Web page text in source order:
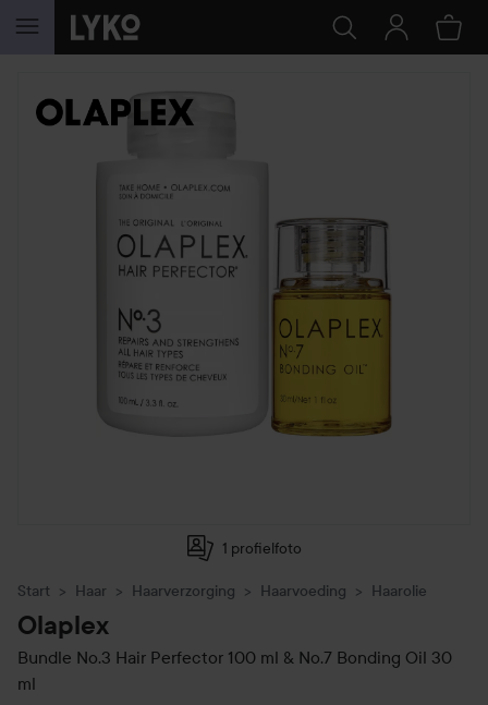
GA NAAR INHOUD
1 profielfoto
Start Haar Haarverzorging Haarvoeding Haarolie
Olaplex
Bundle No.3 Hair Perfector 100 ml & No.7 Bonding Oil 30
ml